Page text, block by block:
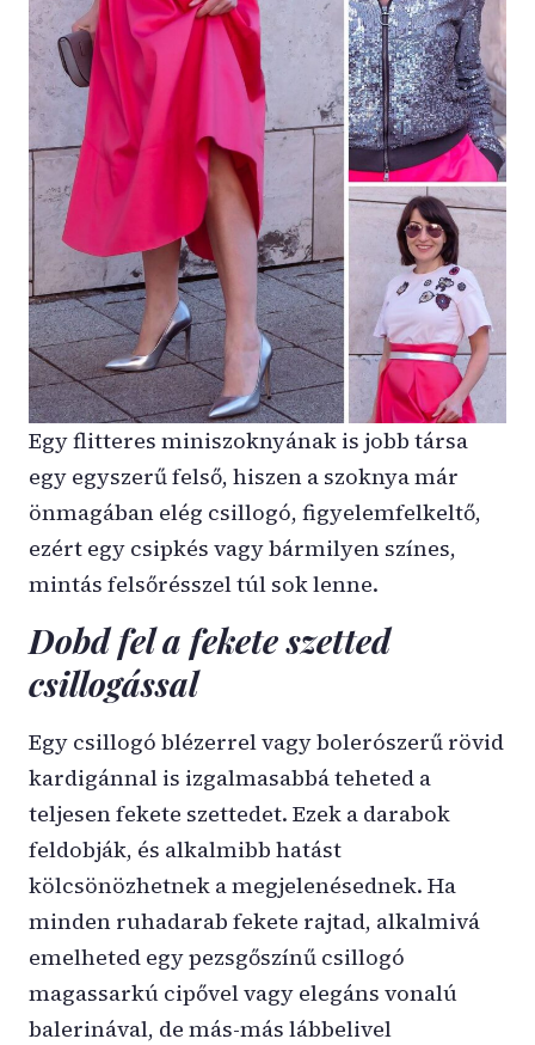
Egy flitteres miniszoknyának is jobb társa
egy egyszerű felső, hiszen a szoknya már
önmagában elég csillogó, figyelemfelkeltő,
ezért egy csipkés vagy bármilyen színes,
mintás felsőrésszel túl sok lenne.
Dobd fel a fekete szetted
csillogással
Egy csillogó blézerrel vagy bolerószerű rövid
kardigánnal is izgalmasabbá teheted a
teljesen fekete szettedet. Ezek a darabok
feldobják, és alkalmibb hatást
kölcsönözhetnek a megjelenésednek. Ha
minden ruhadarab fekete rajtad, alkalmivá
emelheted egy pezsgőszínű csillogó
magassarkú cipővel vagy elegáns vonalú
balerinával, de más-más lábbelivel